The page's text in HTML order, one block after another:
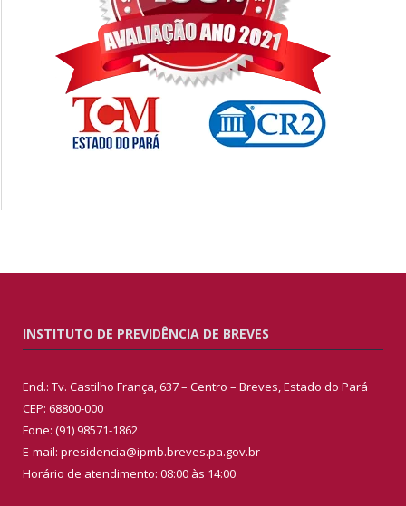
INSTITUTO DE PREVIDÊNCIA DE BREVES
End.: Tv. Castilho França, 637 – Centro – Breves, Estado do Pará
CEP: 68800-000
Fone: (91) 98571-1862
E-mail: presidencia@ipmb.breves.pa.gov.br
Horário de atendimento: 08:00 às 14:00